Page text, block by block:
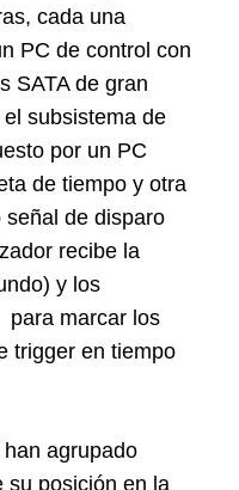
cada una
PC de control con
SATA de gran
subsistema de
por un PC
de tiempo y otra
de disparo
recibe la
y los
para marcar los
trigger en tiempo
agrupado
su posición en la